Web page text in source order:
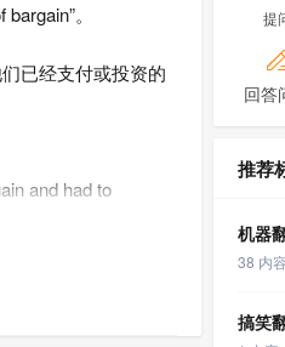
。
已经支付或投资的
and had to
after determining
提
回答
推荐
机器
38 内
搞笑